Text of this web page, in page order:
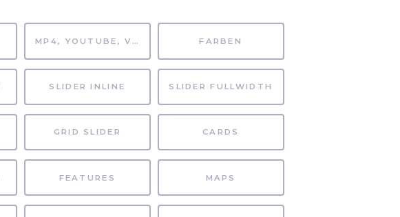
MP4, YOUTUBE, VIMEO FARBEN
SLIDER INLINE SLIDER FULLWIDTH
GRID SLIDER CARDS
FEATURES MAPS